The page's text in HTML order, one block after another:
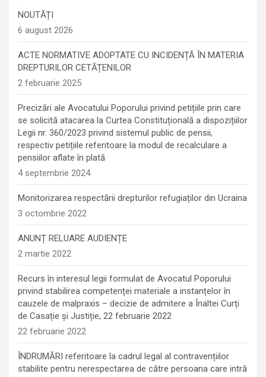
NOUTĂȚI
6 august 2026
ACTE NORMATIVE ADOPTATE CU INCIDENȚĂ ÎN MATERIA
DREPTURILOR CETĂȚENILOR
2 februarie 2025
Precizări ale Avocatului Poporului privind petițiile prin care
se solicită atacarea la Curtea Constituțională a dispozițiilor
Legii nr. 360/2023 privind sistemul public de pensii,
respectiv petițiile referitoare la modul de recalculare a
pensiilor aflate în plată
4 septembrie 2024
Monitorizarea respectării drepturilor refugiaților din Ucraina
3 octombrie 2022
ANUNȚ RELUARE AUDIENȚE
2 martie 2022
Recurs în interesul legii formulat de Avocatul Poporului
privind stabilirea competenței materiale a instanțelor în
cauzele de malpraxis – decizie de admitere a Înaltei Curți
de Casație și Justiție, 22 februarie 2022
22 februarie 2022
ÎNDRUMĂRI referitoare la cadrul legal al contravențiilor
stabilite pentru nerespectarea de către persoana care intră